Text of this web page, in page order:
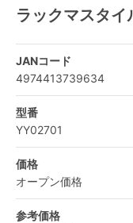
ラックマスタ
JANコード
4974413739634
型番
YY02701
価格
オープン価格
参考価格